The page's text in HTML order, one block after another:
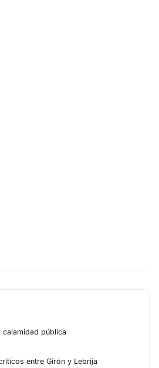
pública
entre Girón y Lebrija